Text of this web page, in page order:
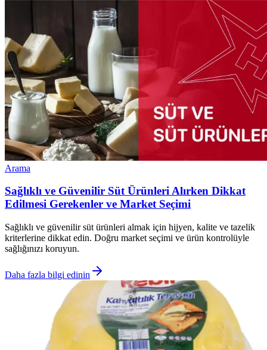
Arama
Sağlıklı ve Güvenilir Süt Ürünleri Alırken Dikkat
Edilmesi Gerekenler ve Market Seçimi
Sağlıklı ve güvenilir süt ürünleri almak için hijyen, kalite ve tazelik
kriterlerine dikkat edin. Doğru market seçimi ve ürün kontrolüyle
sağlığınızı koruyun.
Daha fazla bilgi edinin